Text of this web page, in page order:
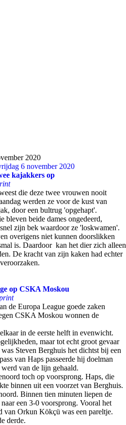
2020
6 november 2020
kajakkers op
die deze twee vrouwen nooit
werden ze voor de kust van
door een bultrug 'opgehapt'.
bleven beide dames ongedeerd,
zijn bek waardoor ze 'loskwamen'.
overigens niet kunnen doorslikken
is. Daardoor kan het dier zich alleen
De kracht van zijn kaken had echter
op CSKA Moskou
de Europa League goede zaken
CSKA Moskou wonnen de
in de eerste helft in evenwicht.
maar tot echt groot gevaar
Steven Berghuis het dichtst bij een
van Haps passeerde hij doelman
van de lijn gehaald.
toch op voorsprong. Haps, die
binnen uit een voorzet van Berghuis.
Binnen tien minuten liepen de
een 3-0 voorsprong. Vooral het
van Orkun Kökçü was een pareltje.
derde.